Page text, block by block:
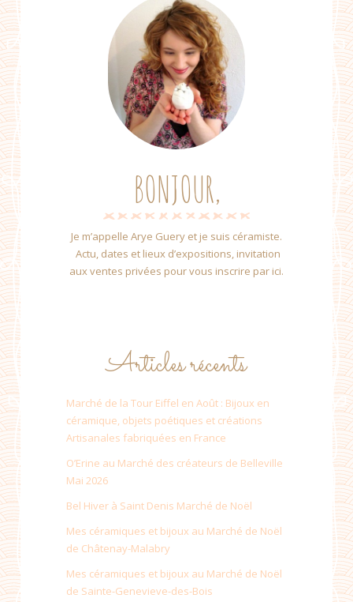
BONJOUR,
Je m’appelle Arye Guery et je suis céramiste.
Actu, dates et lieux d’expositions, invitation
aux ventes privées pour vous inscrire par ici.
Articles récents
Marché de la Tour Eiffel en Août : Bijoux en
céramique, objets poétiques et créations
Artisanales fabriquées en France
O’Erine au Marché des créateurs de Belleville
Mai 2026
Bel Hiver à Saint Denis Marché de Noël
Mes céramiques et bijoux au Marché de Noël
de Châtenay-Malabry
Mes céramiques et bijoux au Marché de Noël
de Sainte-Genevieve-des-Bois